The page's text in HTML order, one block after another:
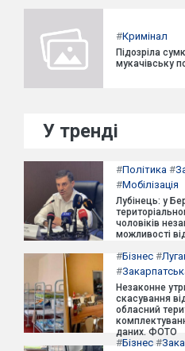
#Кримінал
Підозріла
мукачівську
У тренді
#Політика #
#Мобілізація
Лубінець: у
чоловіків
можливості
#Бізнес #
#
Незаконне
скасування
обласний
даних. ФОТО
#Бізнес #